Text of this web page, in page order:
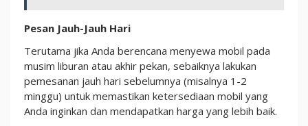
Pesan Jauh-Jauh Hari
Terutama jika Anda berencana menyewa mobil pada
musim liburan atau akhir pekan, sebaiknya lakukan
pemesanan jauh hari sebelumnya (misalnya 1-2
minggu) untuk memastikan ketersediaan mobil yang
Anda inginkan dan mendapatkan harga yang lebih baik.